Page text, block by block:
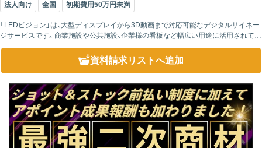
法人向け 全国 初期費用50万円未満
「LEDビジョン」は、大型ディスプレイから3D動画まで対応可能なデジタルサイネー
ジサービスです。商業施設や公共施設、企業様の看板など幅広い用途に活用されてい
ます。代理店様には、商品知識や販売スキルの研修はもちろん、現地での設置指導や
資料請求リストへ追加